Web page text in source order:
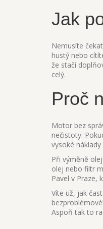
Jak
Nemusíte
hustý nebo
že stačí
celý.
Proč
Motor bez
nečistoty.
vysoké
Při výměně
olej nebo filtr
Pavel v Praze,
Víte už, jak
Aspoň tak to